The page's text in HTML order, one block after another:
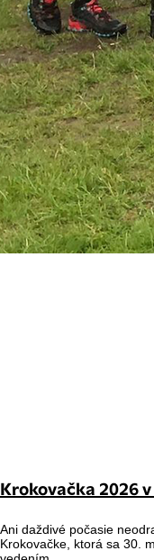
Krokovačka 2026
Ani daždivé počasie
Krokovačke, ktorá sa 30.